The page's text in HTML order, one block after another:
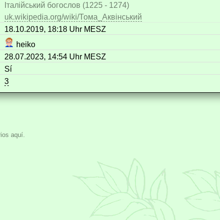
Італійський богослов (1225 - 1274)
uk.wikipedia.org/wiki/Тома_Аквінський
18.10.2019, 18:18 Uhr MESZ
heiko
28.07.2023, 14:54 Uhr MESZ
Sí
3
aquí.